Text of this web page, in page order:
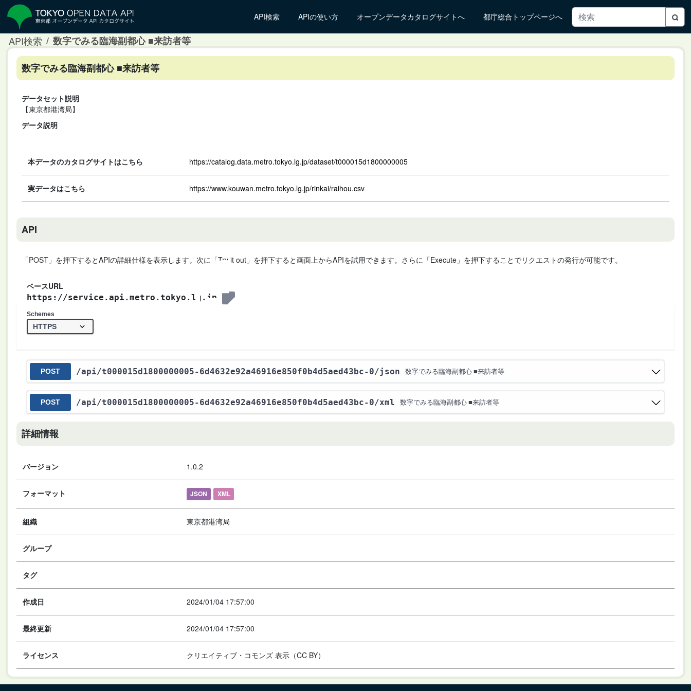
API検索 APIの使い方 オープンデータカタログサイトへ 都庁総合トップページへ
API検索 数字でみる臨海副都心 ■来訪者等
数字でみる臨海副都心 ■来訪者等
データセット説明
【東京都港湾局】
データ説明
本データのカタログサイトはこちら https://catalog.data.metro.tokyo.lg.jp/dataset/t000015d1800000005
実データはこちら https://www.kouwan.metro.tokyo.lg.jp/rinkai/raihou.csv
API
「POST」を押下するとAPIの詳細仕様を表示します。次に「Try it out」を押下すると画面上からAPIを試用できます。さらに「Execute」を押下することでリクエストの発行が可能です。
ベースURL
https://service.api.metro.tokyo.lg.jp
Schemes
POST /api/t000015d1800000005-6d4632e92a46916e850f0b4d5aed43bc-0/json 数字でみる臨海副都心 ■来訪者等
POST /api/t000015d1800000005-6d4632e92a46916e850f0b4d5aed43bc-0/xml 数字でみる臨海副都心 ■来訪者等
詳細情報
バージョン 1.0.2
フォーマット JSON XML
組織 東京都港湾局
グループ
タグ
作成日 2024/01/04 17:57:00
最終更新 2024/01/04 17:57:00
ライセンス クリエイティブ・コモンズ 表示（CC BY）